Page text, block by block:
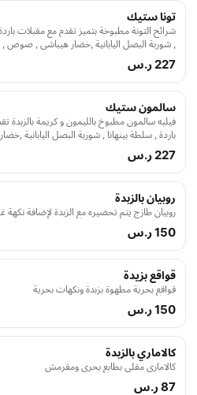
تونا ستيك
شرائح التونة مطبوخة بتميز تقدم مع مقبلات
, شوربة البصل اليابانية ,خضار هيباشي , صوص ,
شاهي اخضر
227 ر.س
سالمون ستيك
فيليه سالمون مطبوخ بالليمون و كريمة بالزبدة
باردة , سلطة بينهانا , شوربة البصل اليابانية
صوص , أرز مسلوق و شاهي اخضر
227 ر.س
روبيان بالزبدة
روبيان طازج يتم تحضيره مع الزبدة لإضافة نكهة
150 ر.س
قواقع بزيدة
قواقع بحرية مطهوة بزبدة ونكهات بحرية
150 ر.س
كالاماري بالزبدة
كالاماري مقلي بطابع بحري ومقرمش
87 ر.س